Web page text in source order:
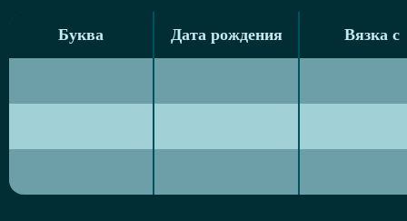
Буква Дата рождения Вязка с
Буква Дата рождения Вязка с